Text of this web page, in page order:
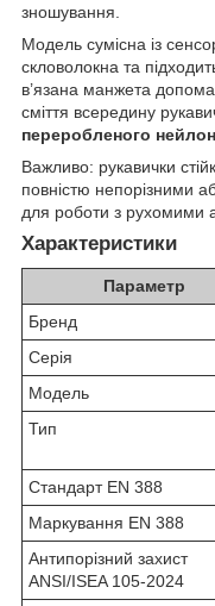
зношування.
Модель сумісна із
скловолокна та
в’язана манжета
сміття всередину
переробленого
Важливо: рукавички
повністю непорізними
для роботи з рухомими
Характеристики
Параметр
Бренд
Серія
Модель
Тип
Стандарт EN 388
Маркування EN 388
Антипорізний захист
ANSI/ISEA 105-2024